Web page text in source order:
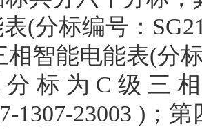
(分标编号：
相智能电能表(分
分 标 为 C 级 三
1307-23003 ) ；